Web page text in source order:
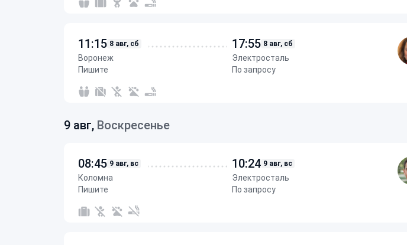
11:15 8 авг, сб
Воронеж
Пишите
17:55 8 авг, сб
Электросталь
По запросу
9 авг, Воскресенье
08:45 9 авг, вс
Коломна
Пишите
10:24 9 авг, вс
Электросталь
По запросу